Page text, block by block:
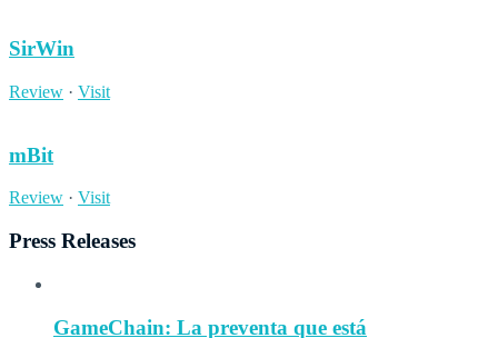
SirWin
Review · Visit
mBit
Review · Visit
Press Releases
GameChain: La preventa que está